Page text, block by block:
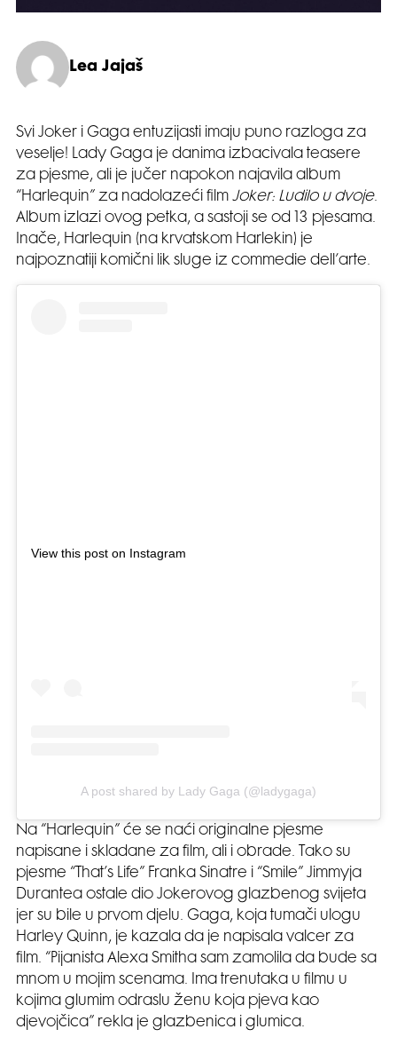
Lea Jajaš
Svi Joker i Gaga entuzijasti imaju puno razloga za
veselje! Lady Gaga je danima izbacivala teasere
za pjesme, ali je jučer napokon najavila album
“Harlequin” za nadolazeći film Joker: Ludilo u dvoje.
Album izlazi ovog petka, a sastoji se od 13 pjesama.
Inače, Harlequin (na krvatskom Harlekin) je
najpoznatiji komični lik sluge iz commedie dell’arte.
View this post on Instagram
A post shared by Lady Gaga (@ladygaga)
Na “Harlequin” će se naći originalne pjesme
napisane i skladane za film, ali i obrade. Tako su
pjesme “That’s Life” Franka Sinatre i “Smile” Jimmyja
Durantea ostale dio Jokerovog glazbenog svijeta
jer su bile u prvom djelu. Gaga, koja tumači ulogu
Harley Quinn, je kazala da je napisala valcer za
film. “Pijanista Alexa Smitha sam zamolila da bude sa
mnom u mojim scenama. Ima trenutaka u filmu u
kojima glumim odraslu ženu koja pjeva kao
djevojčica” rekla je glazbenica i glumica.